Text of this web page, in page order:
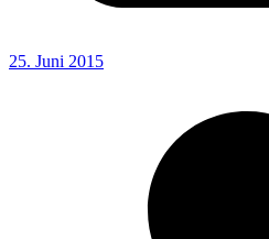
25. Juni 2015